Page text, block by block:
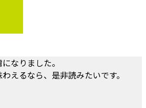
なりました。
えるなら、是非読みたいです。